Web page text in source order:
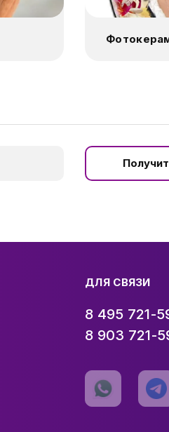
ДЛЯ СВЯЗИ
8 495 721-
8 903 721-